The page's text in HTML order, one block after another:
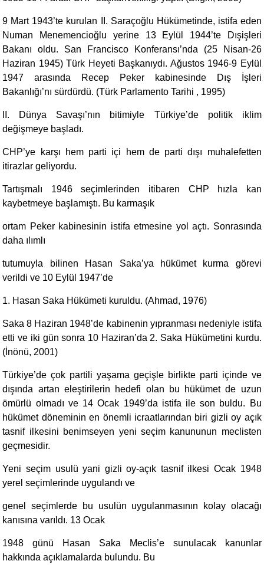
9 Mart 1943’te kurulan II. Saraçoğlu Hükümetinde, istifa eden
Numan Menemencioğlu yerine 13 Eylül 1944’te Dışişleri
Bakanı oldu. San Francisco Konferansı’nda (25 Nisan-26
Haziran 1945) Türk Heyeti Başkanıydı. Ağustos 1946-9 Eylül
1947 arasında Recep Peker kabinesinde Dış İşleri
Bakanlığı’nı sürdürdü. (Türk Parlamento Tarihi , 1995)
II. Dünya Savaşı’nın bitimiyle Türkiye’de politik iklim
değişmeye başladı.
CHP’ye karşı hem parti içi hem de parti dışı muhalefetten
itirazlar geliyordu.
Tartışmalı 1946 seçimlerinden itibaren CHP hızla kan
kaybetmeye başlamıştı. Bu karmaşık
ortam Peker kabinesinin istifa etmesine yol açtı. Sonrasında
daha ılımlı
tutumuyla bilinen Hasan Saka’ya hükümet kurma görevi
verildi ve 10 Eylül 1947’de
1. Hasan Saka Hükümeti kuruldu. (Ahmad, 1976)
Saka 8 Haziran 1948’de kabinenin yıpranması nedeniyle istifa
etti ve iki gün sonra 10 Haziran’da 2. Saka Hükümetini kurdu.
(İnönü, 2001)
Türkiye’de çok partili yaşama geçişle birlikte parti içinde ve
dışında artan eleştirilerin hedefi olan bu hükümet de uzun
ömürlü olmadı ve 14 Ocak 1949’da istifa ile son buldu. Bu
hükümet döneminin en önemli icraatlarından biri gizli oy açık
tasnif ilkesini benimseyen yeni seçim kanununun meclisten
geçmesidir.
Yeni seçim usulü yani gizli oy-açık tasnif ilkesi Ocak 1948
yerel seçimlerinde uygulandı ve
genel seçimlerde bu usulün uygulanmasının kolay olacağı
kanısına varıldı. 13 Ocak
1948 günü Hasan Saka Meclis’e sunulacak kanunlar
hakkında açıklamalarda bulundu. Bu